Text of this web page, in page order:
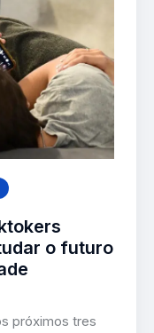
o futuro
próximos tres